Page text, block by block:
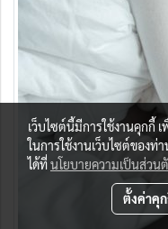
เว็บไซต์นี้มีการใช้งานคุกกี้
ในการใช้งานเว็บไซต์ของท่
ได้ที่นโยบายความเป็นส่วน
ตั้งค่าคุ